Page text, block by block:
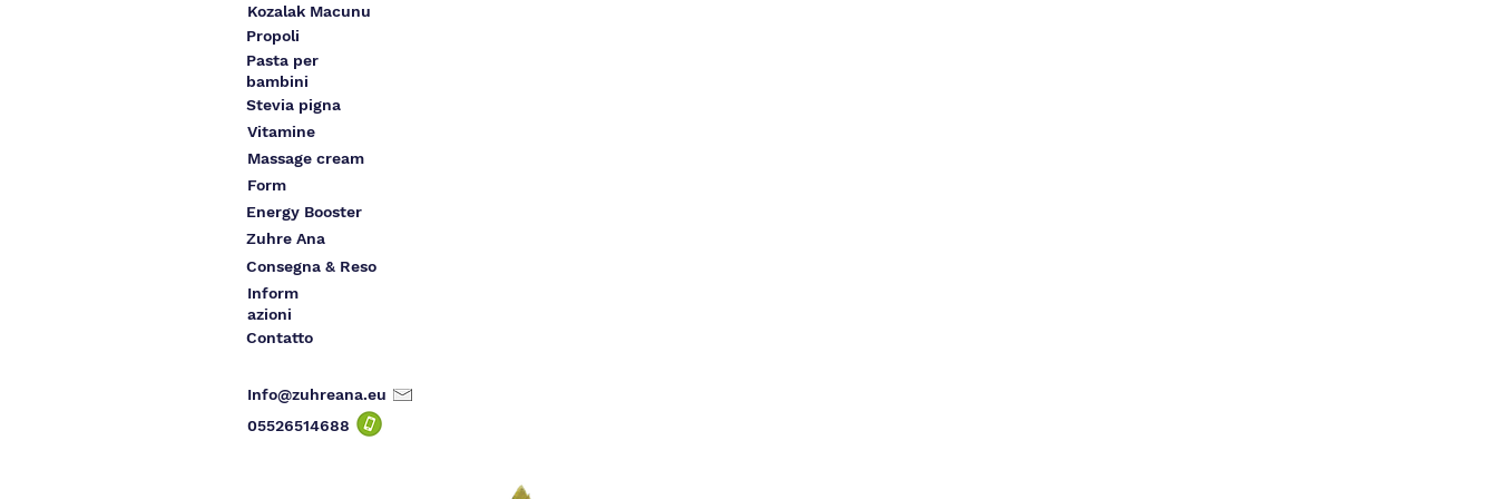
Kozalak Macunu
Propoli
Pasta per
bambini
Stevia pigna
Vitamine
Massage cream
Form
Energy Booster
Zuhre Ana
Consegna & Reso
Inform
azioni
Contatto
Info@zuhreana.eu
05526514688